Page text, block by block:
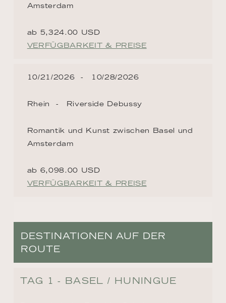
Amsterdam
ab 5,324.00 USD
VERFÜGBARKEIT & PREISE
10/21/2026 10/28/2026
Rhein Riverside Debussy
Romantik und Kunst zwischen Basel und
Amsterdam
ab 6,098.00 USD
VERFÜGBARKEIT & PREISE
DESTINATIONEN AUF DER
ROUTE
TAG 1 - BASEL / HUNINGUE